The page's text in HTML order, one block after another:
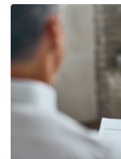
повысить
процессы, сохранить
масштабироваться
появился AI-
Skillbox.